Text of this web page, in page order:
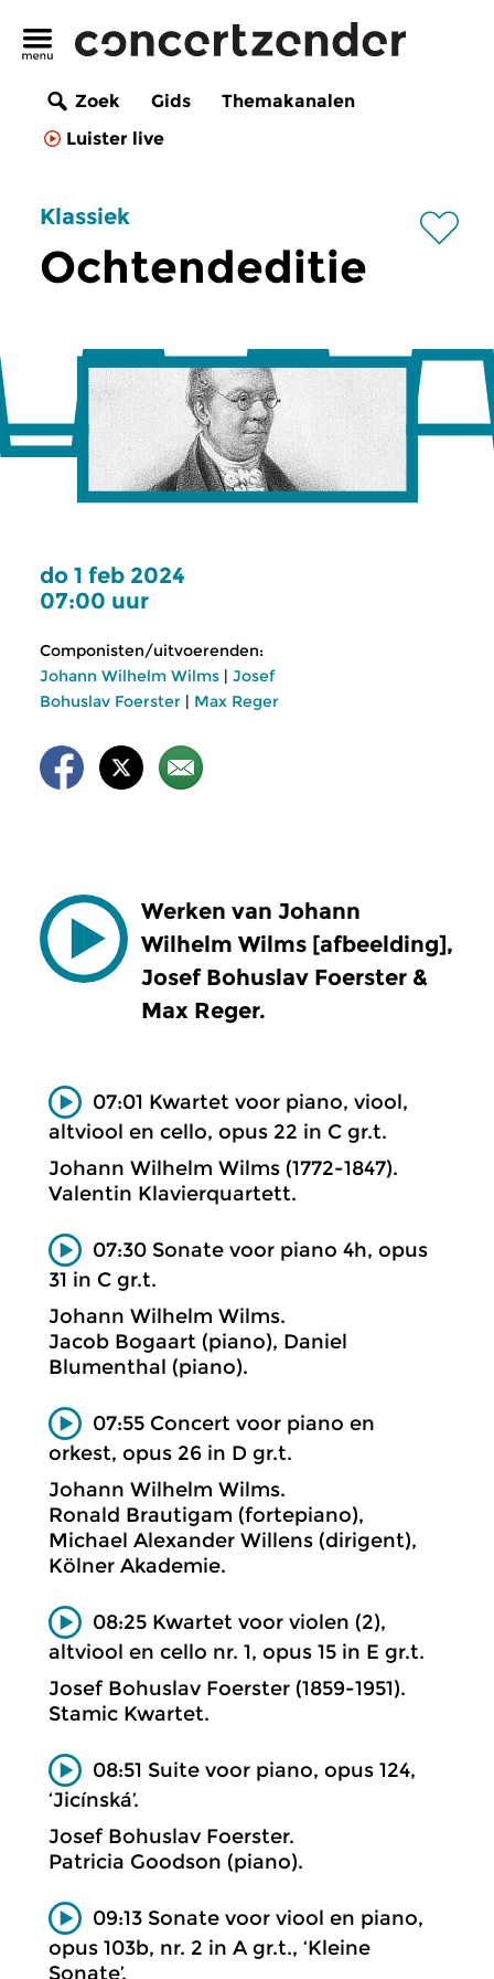
Zoek Gids
Themakanalen
Luister live
Klassiek
Ochtendeditie
do 1 feb 2024
07:00 uur
Componisten/uitvoerenden:
Johann Wilhelm Wilms | Josef
Bohuslav Foerster | Max Reger
Werken van Johann
Wilhelm Wilms [afbeelding],
Josef Bohuslav Foerster &
Max Reger.
07:01 Kwartet voor piano, viool,
altviool en cello, opus 22 in C gr.t.
Johann Wilhelm Wilms (1772-1847).
Valentin Klavierquartett.
07:30 Sonate voor piano 4h, opus
31 in C gr.t.
Johann Wilhelm Wilms.
Jacob Bogaart (piano), Daniel
Blumenthal (piano).
07:55 Concert voor piano en
orkest, opus 26 in D gr.t.
Johann Wilhelm Wilms.
Ronald Brautigam (fortepiano),
Michael Alexander Willens (dirigent),
Kölner Akademie.
08:25 Kwartet voor violen (2),
altviool en cello nr. 1, opus 15 in E gr.t.
Josef Bohuslav Foerster (1859-1951).
Stamic Kwartet.
08:51 Suite voor piano, opus 124,
‘Jicínská’.
Josef Bohuslav Foerster.
Patricia Goodson (piano).
09:13 Sonate voor viool en piano,
opus 103b, nr. 2 in A gr.t., ‘Kleine
Sonate’.